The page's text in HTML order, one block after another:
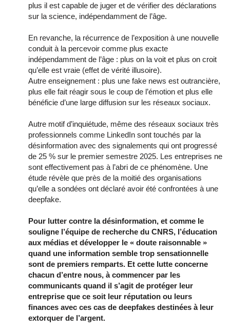
plus il est capable de juger et de vérifier des déclarations
sur la science, indépendamment de l’âge.
En revanche, la récurrence de l’exposition à une nouvelle
conduit à la percevoir comme plus exacte
indépendamment de l’âge : plus on la voit et plus on croit
qu’elle est vraie (effet de vérité illusoire).
Autre enseignement : plus une fake news est outrancière,
plus elle fait réagir sous le coup de l’émotion et plus elle
bénéficie d’une large diffusion sur les réseaux sociaux.
Autre motif d’inquiétude, même des réseaux sociaux très
professionnels comme LinkedIn sont touchés par la
désinformation avec des signalements qui ont progressé
de 25 % sur le premier semestre 2025. Les entreprises ne
sont effectivement pas à l’abri de ce phénomène. Une
étude révèle que près de la moitié des organisations
qu’elle a sondées ont déclaré avoir été confrontées à une
deepfake.
Pour lutter contre la désinformation, et comme le
souligne l’équipe de recherche du CNRS, l’éducation
aux médias et développer le « doute raisonnable »
quand une information semble trop sensationnelle
sont de premiers remparts. Et cette lutte concerne
chacun d’entre nous, à commencer par les
communicants quand il s’agit de protéger leur
entreprise que ce soit leur réputation ou leurs
finances avec ces cas de deepfakes destinées à leur
extorquer de l’argent.